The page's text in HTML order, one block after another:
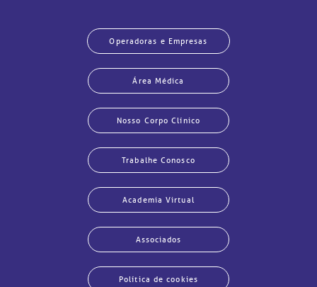
Operadoras e Empresas
Área Médica
Nosso Corpo Clínico
Trabalhe Conosco
Academia Virtual
Associados
Política de cookies